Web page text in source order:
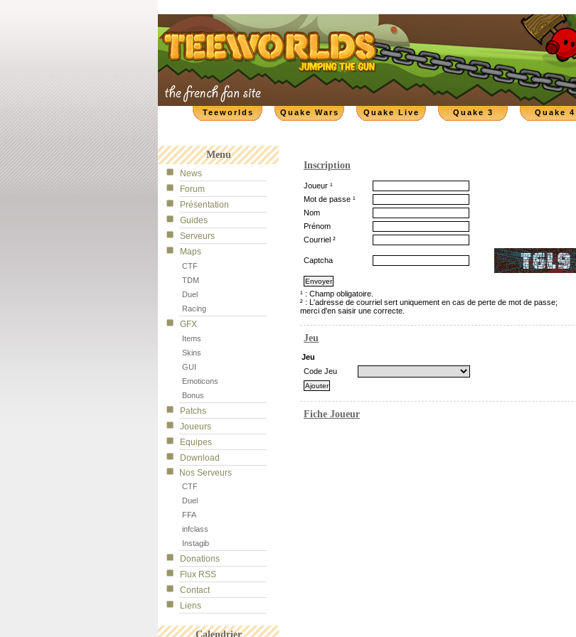
Quake 4
Quake 3
Quake Live
Quake Wars
Teeworlds
Menu
News
Forum
Présentation
Guides
Serveurs
Maps
CTF
TDM
Duel
Racing
GFX
Items
Skins
GUI
Emoticons
Bonus
Patchs
Joueurs
Equipes
Download
Nos Serveurs
CTF
Duel
FFA
infclass
Instagib
Donations
Flux RSS
Contact
Liens
Calendrier
Inscription
Joueur ¹
Mot de passe ¹
Nom
Prénom
Courriel ²
Captcha
¹ : Champ obligatoire.
² : L'adresse de courriel sert uniquement en cas de perte de mot de passe;
merci d'en saisir une correcte.
Jeu
Jeu
Code Jeu
Fiche Joueur